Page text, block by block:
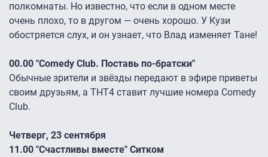
полкомнаты. Но известно, что если в одном месте
очень плохо, то в другом — очень хорошо. У Кузи
обостряется слух, и он узнает, что Влад изменяет Тане!
00.00 "Comedy Club. Поставь по-братски"
Обычные зрители и звёзды передают в эфире приветы
своим друзьям, а ТНТ4 ставит лучшие номера Comedy
Club.
Четверг, 23 сентября
11.00 "Счастливы вместе" Ситком